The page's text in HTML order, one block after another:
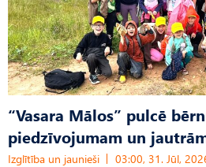
“Vasara Mālos” pulcē
piedzīvojumam un
Izglītība un jaunieši 03:00, 31. Jūl,